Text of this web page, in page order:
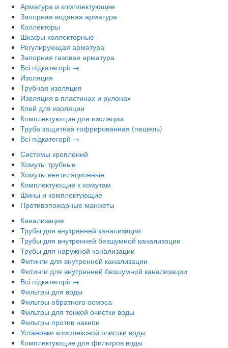
Арматура и комплектующие
Запорная водяная арматура
Коллекторы
Шкафы коллекторные
Регулирующая арматура
Запорная газовая арматура
Всі підкатегорії →
Изоляция
Трубная изоляция
Изоляция в пластинах и рулонах
Клей для изоляции
Комплектующие для изоляции
Труба защитная гофрированная (пешель)
Всі підкатегорії →
Системы креплений
Хомуты трубные
Хомуты вентиляционные
Комплектующие к хомутам
Шины и комплектующие
Противопожарные манжеты
Канализация
Трубы для внутренней канализации
Трубы для внутренней безшумной канализации
Трубы для наружной канализации
Фитинги для внутренней канализации
Фитинги для внутренней безшумной канализации
Всі підкатегорії →
Фильтры для воды
Фильтры обратного осмоса
Фильтры для тонкой очистки воды
Фильтры против накипи
Установки комплексной очистки воды
Комплектующие для фильтров воды